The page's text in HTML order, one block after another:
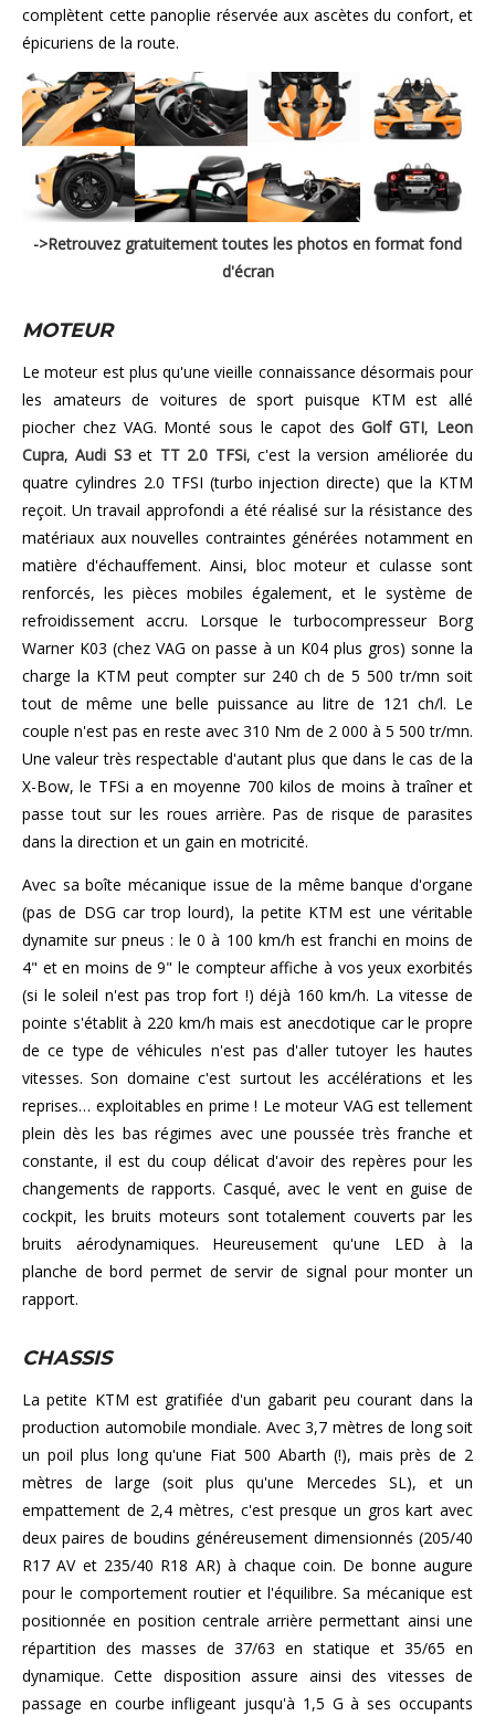
complètent cette panoplie réservée aux ascètes du confort, et
épicuriens de la route.
->Retrouvez gratuitement toutes les photos en format fond
d'écran
MOTEUR
Le moteur est plus qu'une vieille connaissance désormais pour
les amateurs de voitures de sport puisque KTM est allé
piocher chez VAG. Monté sous le capot desGolf GTI, Leon
Cupra,Audi S3et TT 2.0 TFSi, c'est la version améliorée du
quatre cylindres 2.0 TFSI (turbo injection directe) que la KTM
reçoit. Un travail approfondi a été réalisé sur la résistance des
matériaux aux nouvelles contraintes générées notamment en
matière d'échauffement. Ainsi, bloc moteur et culasse sont
renforcés, les pièces mobiles également, et le système de
refroidissement accru. Lorsque le turbocompresseur Borg
Warner K03 (chez VAG on passe à un K04 plus gros) sonne la
charge la KTM peut compter sur 240 ch de 5 500 tr/mn soit
tout de même une belle puissance au litre de 121 ch/l. Le
couple n'est pas en reste avec 310 Nm de 2 000 à 5 500 tr/mn.
Une valeur très respectable d'autant plus que dans le cas de la
X-Bow, le TFSi a en moyenne 700 kilos de moins à traîner et
passe tout sur les roues arrière. Pas de risque de parasites
dans la direction et un gain en motricité.
Avec sa boîte mécanique issue de la même banque d'organe
(pas de DSG car trop lourd), la petite KTM est une véritable
dynamite sur pneus : le 0 à 100 km/h est franchi en moins de
4" et en moins de 9" le compteur affiche à vos yeux exorbités
(si le soleil n'est pas trop fort !) déjà 160 km/h. La vitesse de
pointe s'établit à 220 km/h mais est anecdotique car le propre
de ce type de véhicules n'est pas d'aller tutoyer les hautes
vitesses. Son domaine c'est surtout les accélérations et les
reprises… exploitables en prime ! Le moteur VAG est tellement
plein dès les bas régimes avec une poussée très franche et
constante, il est du coup délicat d'avoir des repères pour les
changements de rapports. Casqué, avec le vent en guise de
cockpit, les bruits moteurs sont totalement couverts par les
bruits aérodynamiques. Heureusement qu'une LED à la
planche de bord permet de servir de signal pour monter un
rapport.
CHASSIS
La petite KTM est gratifiée d'un gabarit peu courant dans la
production automobile mondiale. Avec 3,7 mètres de long soit
un poil plus long qu'une Fiat 500 Abarth (!), mais près de 2
mètres de large (soit plus qu'une Mercedes SL), et un
empattement de 2,4 mètres, c'est presque un gros kart avec
deux paires de boudins généreusement dimensionnés (205/40
R17 AV et 235/40 R18 AR) à chaque coin. De bonne augure
pour le comportement routier et l'équilibre. Sa mécanique est
positionnée en position centrale arrière permettant ainsi une
répartition des masses de 37/63 en statique et 35/65 en
dynamique. Cette disposition assure ainsi des vitesses de
passage en courbe infligeant jusqu'à 1,5 G à ses occupants